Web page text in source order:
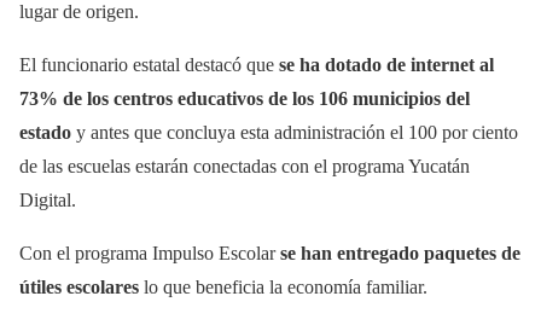
lugar de origen.
El funcionario estatal destacó que se ha dotado de internet al
73% de los centros educativos de los 106 municipios del
estado y antes que concluya esta administración el 100 por ciento
de las escuelas estarán conectadas con el programa Yucatán
Digital.
Con el programa Impulso Escolarse han entregado paquetes de
útiles escolares lo que beneficia la economía familiar.